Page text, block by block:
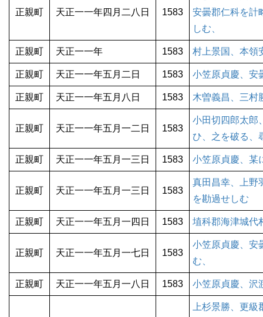
正親町 天正一一年四月二八日 1583
安曇郡仁科を計
しむ、
正親町 天正一一年 1583 村上景国、本領
正親町 天正一一年五月二日 1583 小笠原貞慶、安
正親町 天正一一年五月八日 1583 木曽義昌、三村
正親町 天正一一年五月一二日 1583
小田切四郎太郎
ひ、之を破る、
正親町 天正一一年五月一三日 1583 小笠原貞慶、某
正親町 天正一一年五月一三日 1583
真田昌幸、上野
を勘過せしむ
正親町 天正一一年五月一四日 1583 埴科郡海津城代
正親町 天正一一年五月一七日 1583
小笠原貞慶、安
む、
正親町 天正一一年五月一八日 1583 小笠原貞慶、沢
上杉景勝、更級